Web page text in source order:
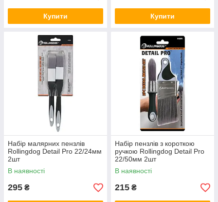
Купити Купити
Набір малярних пензлів
Rollingdog Detail Pro 22/24мм
2шт
В наявності
295 ₴
Набір пензлів з короткою
ручкою Rollingdog Detail Pro
22/50мм 2шт
В наявності
215 ₴